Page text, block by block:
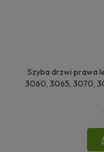
Szyba drzwi prawa
3060, 3065, 3070,
3115, 3120, 3125,